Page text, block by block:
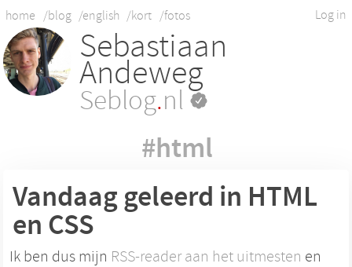
Log in
home /blog /english /kort /fotos
Sebastiaan
Andeweg
Seblog.nl
#html
Vandaag geleerd in HTML
en CSS
Ik ben dus mijn RSS-reader aan het uitmesten en